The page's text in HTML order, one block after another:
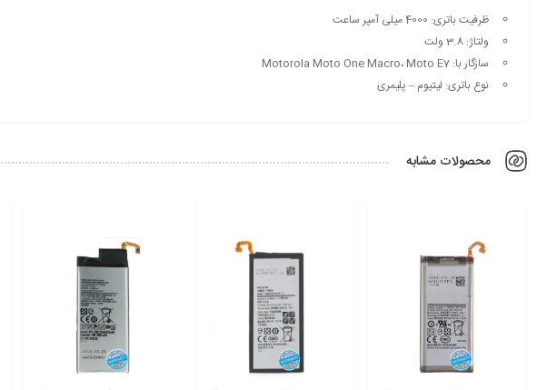
ظرفیت باتری: 4000 میلی آمپر ساعت
ولتاژ: 3.8 ولت
سازگار با: Motorola Moto One Macro، Moto E7
نوع باتری: لیتیوم – پلیمری
محصولات مشابه